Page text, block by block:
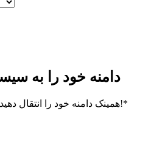
دامنه خود را به
همینک دامنه خود را انتقال دهید تا یک سال نیز تمدید گردد!*